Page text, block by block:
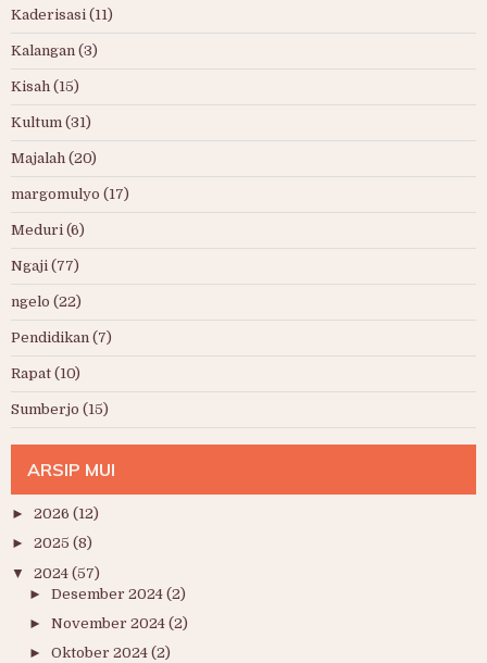
Kaderisasi (11)
Kalangan (3)
Kisah (15)
Kultum (31)
Majalah (20)
margomulyo (17)
Meduri (6)
Ngaji (77)
ngelo (22)
Pendidikan (7)
Rapat (10)
Sumberjo (15)
ARSIP MUI
► 2026 (12)
► 2025 (8)
▼ 2024 (57)
► Desember 2024 (2)
► November 2024 (2)
► Oktober 2024 (2)